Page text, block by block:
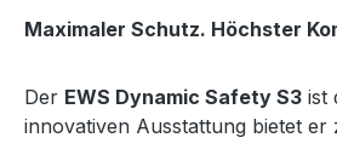
Maximaler Schutz. Höchster
Der EWS Dynamic Safety S3 ist
innovativen Ausstattung bietet